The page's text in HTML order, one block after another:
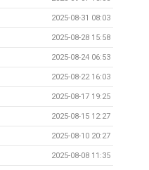
2025-08-31 08:03
2025-08-28 15:58
2025-08-24 06:53
2025-08-22 16:03
2025-08-17 19:25
2025-08-15 12:27
2025-08-10 20:27
2025-08-08 11:35